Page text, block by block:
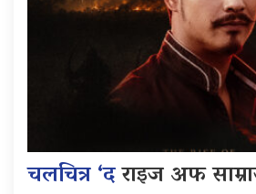
चलचित्र ‘दराइज अफ